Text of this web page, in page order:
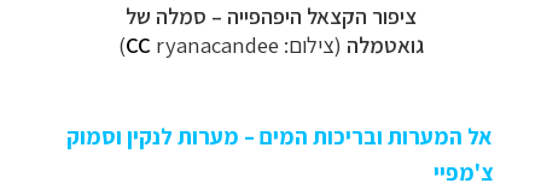
ציפור הקצאל היפהפייה – סמלה של
גואטמלה (צילום: CC ryanacandee
)
אל המערות ובריכות המים – מערות לנקין וסמוק
צ'מפיי